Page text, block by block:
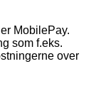
MobilePay.
som f.eks.
over